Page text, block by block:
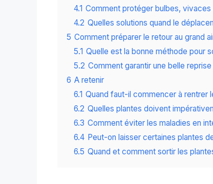
4.1 Comment protéger bulbes,
4.2 Quelles solutions quand le
5 Comment préparer le retour au grand
5.1 Quelle est la bonne méthode pour
5.2 Comment garantir une belle
6 A retenir
6.1 Quand faut-il commencer à rentrer
6.2 Quelles plantes doivent
6.3 Comment éviter les maladies en
6.4 Peut-on laisser certaines plantes
6.5 Quand et comment sortir les